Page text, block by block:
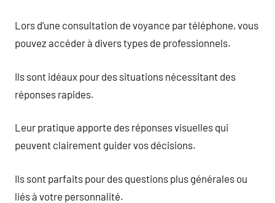
Lors d’une consultation de voyance par téléphone, vous
pouvez accéder à divers types de professionnels.
Ils sont idéaux pour des situations nécessitant des
réponses rapides.
Leur pratique apporte des réponses visuelles qui
peuvent clairement guider vos décisions.
Ils sont parfaits pour des questions plus générales ou
liés à votre personnalité.